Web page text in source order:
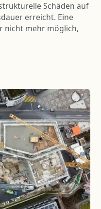
Schäden auf
erreicht. Eine
nicht mehr möglich,
auf den
erhebliche
vergrösserten